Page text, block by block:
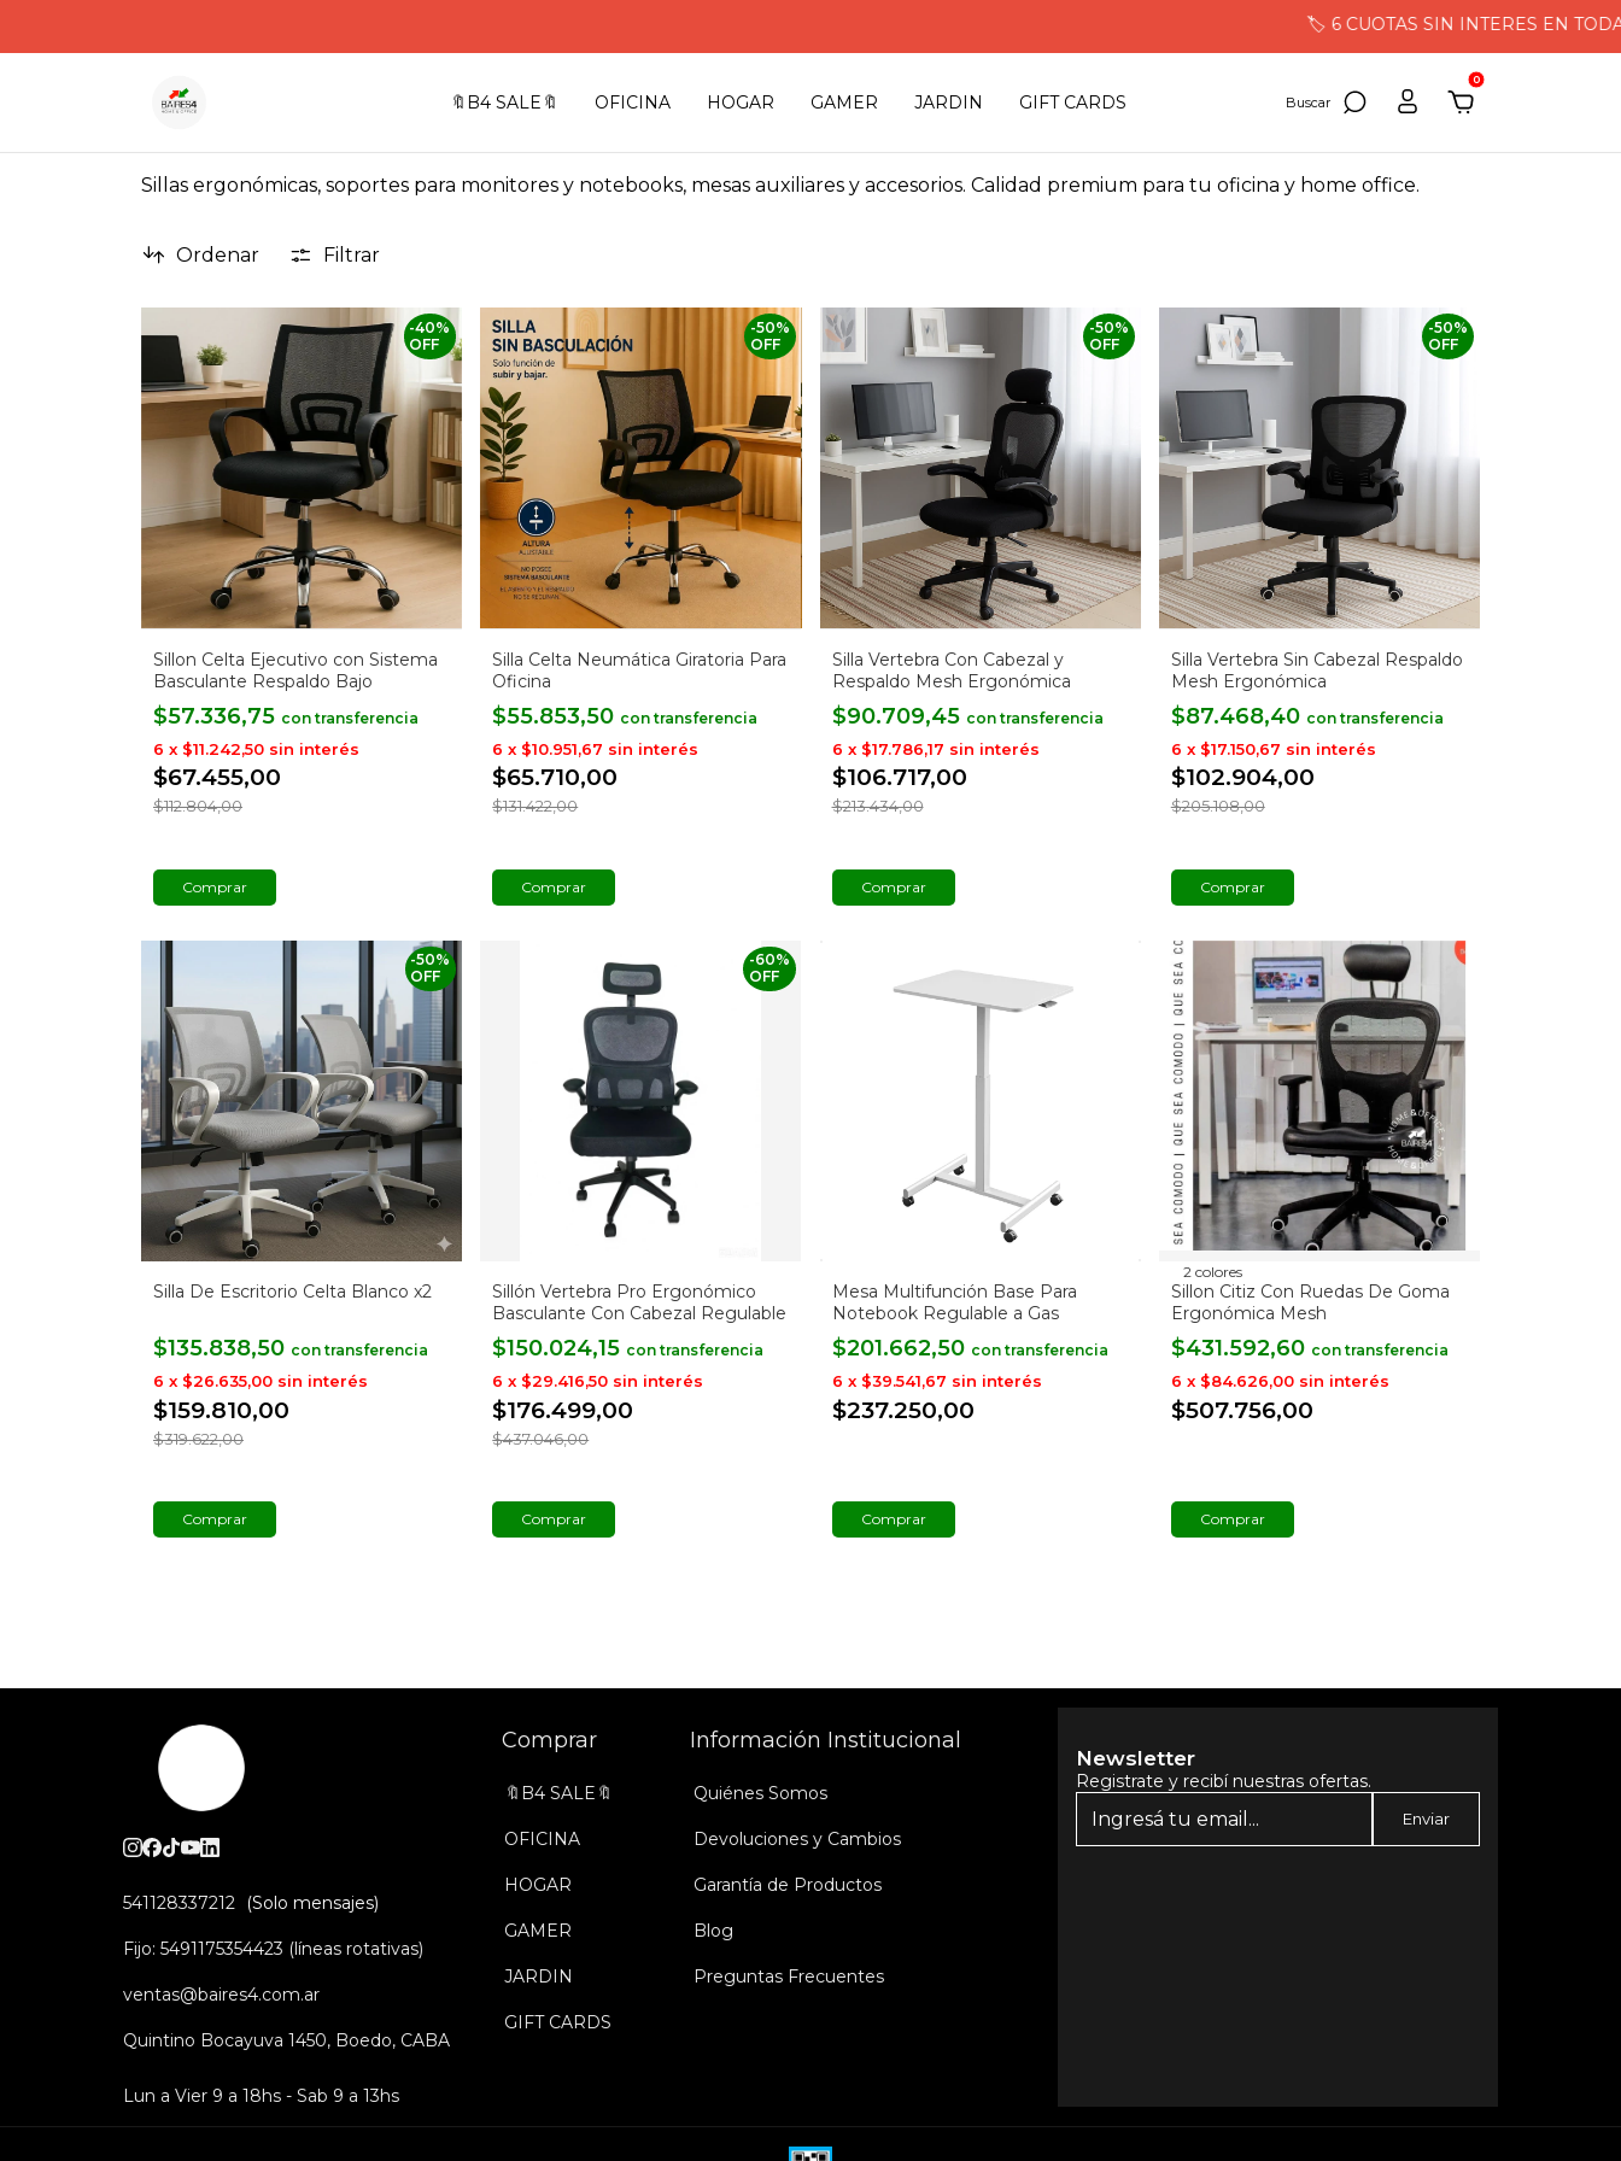
🏷️ 6 CUOTAS SIN INTERES EN TODA
🔖B4 SALE🔖 OFICINA HOGAR GAMER JARDIN GIFT CARDS
0
Sillas ergonómicas, soportes para monitores y notebooks, mesas auxiliares y accesorios. Calidad premium para tu oficina y home office.
Ordenar Filtrar
Sillon Celta Ejecutivo con Sistema
Basculante Respaldo Bajo
$57.336,75 con
$67.455,00
-40%
OFF
$112.804,00
6 x $11.242,50 sin interés
Silla Celta Neumática Giratoria Para
Oficina
$55.853,50 con
$65.710,00
-50%
OFF
$131.422,00
6 x $10.951,67 sin interés
Comprar
Silla Vertebra Con Cabezal y
Respaldo Mesh Ergonómica
$90.709,45 con
$106.717,00
-50%
OFF
$213.434,00
6 x $17.786,17 sin interés
Silla Vertebra Sin Cabezal Respaldo
Mesh Ergonómica
$87.468,40 con
$102.904,00
-50%
OFF
$205.108,00
6 x $17.150,67 sin interés
Silla De Escritorio Celta Blanco x2
$135.838,50 con
$159.810,00
-50%
OFF
$319.622,00
6 x $26.635,00 sin interés
Sillón Vertebra Pro Ergonómico
Basculante Con Cabezal Regulable
$150.024,15 con
$176.499,00
-60%
OFF
$437.046,00
6 x $29.416,50 sin interés
Comprar
Mesa Multifunción Base Para
Notebook Regulable a Gas
$201.662,50 con
$237.250,00
6 x $39.541,67 sin interés
2 colores
Sillon Citiz Con Ruedas De Goma
Ergonómica Mesh
$431.592,60 con
$507.756,00
6 x $84.626,00 sin interés
Comprar
541128337212
Fijo: 5491175354423 (líneas rotativas)
ventas@baires4.com.ar
Quintino Bocayuva 1450, Boedo, CABA
Lun a Vier 9 a 18hs - Sab 9 a 13hs
Comprar
🔖B4 SALE🔖
OFICINA
HOGAR
GAMER
JARDIN
GIFT CARDS
Información Institucional
Quiénes Somos
Devoluciones y Cambios
Garantía de Productos
Blog
Preguntas Frecuentes
Newsletter
Registrate y recibí nuestras ofertas.